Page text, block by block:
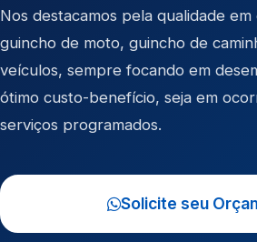
Nos destacamos pela qualidade em
guincho de moto, guincho de
veículos, sempre focando em
ótimo custo-benefício, seja em
serviços programados.
Solicite seu